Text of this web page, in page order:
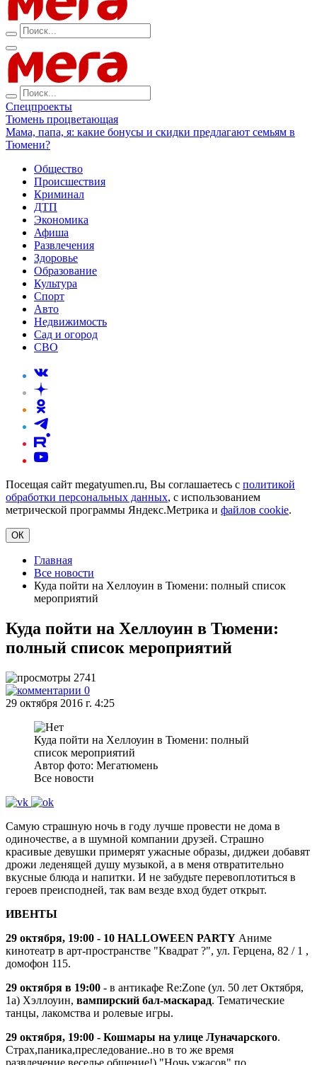
Спецпроекты
Тюмень процветающая
Мама, папа, я: какие бонусы и скидки предлагают семьям в
Тюмени?
Общество
Происшествия
Криминал
ДТП
Экономика
Афиша
Развлечения
Здоровье
Образование
Культура
Спорт
Авто
Недвижимость
Сад и огород
СВО
Посещая сайт megatyumen.ru, Вы соглашаетесь с политикой
обработки персональных данных, с использованием
метрической программы Яндекс.Метрика и файлов cookie.
ОК
Главная
Все новости
Куда пойти на Хеллоуин в Тюмени: полный список
мероприятий
Куда пойти на Хеллоуин в Тюмени:
полный список мероприятий
2741
0
29 октября 2016 г. 4:25
Куда пойти на Хеллоуин в Тюмени: полный
список мероприятий
Автор фото: Мегатюмень
Все новости
Самую страшную ночь в году лучше провести не дома в
одиночестве, а в шумной компании друзей. Страшно
красивые девушки примерят ужасные образы, диджеи добавят
дрожи леденящей душу музыкой, а в меня отвратительно
вкусные блюда и напитки. И не забудьте перевоплотиться в
героев преисподней, так вам везде вход будет открыт.
ИВЕНТЫ
29 октября, 19:00 - 10 HALLOWEEN PARTY Аниме
кинотеатр в арт-пространстве "Квадрат ?", ул. Герцена, 82 / 1 ,
домофон 115.
29 октября в 19:00 - в антикафе Re:Zone (ул. 50 лет Октября,
1а) Хэллоуин, вампирский бал-маскарад. Тематические
танцы, лакомства и ролевые игры.
29 октября, 19:00 - Кошмары на улице Луначарского.
Страх,паника,преследование..но в то же время
развлечение,веселье,общение!) "Ночь ужасов" по